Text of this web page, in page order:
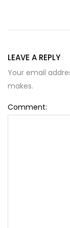
LEAVE A REPLY
Your email
makes.
Comment: